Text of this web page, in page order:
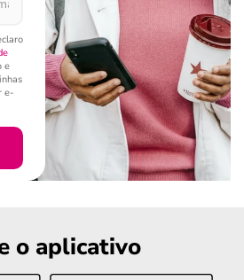
e
e-
o aplicativo